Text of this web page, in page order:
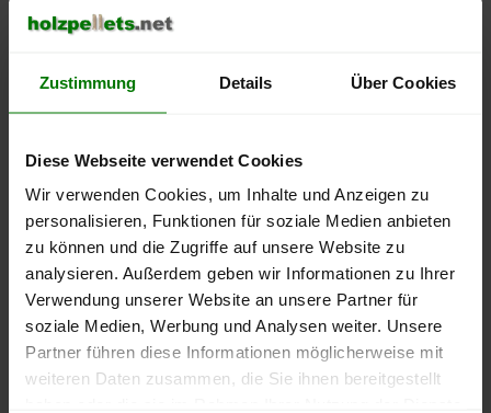
Zustimmung Details Über Cookies
Diese Webseite verwendet Cookies
Wir verwenden Cookies, um Inhalte und Anzeigen zu
personalisieren, Funktionen für soziale Medien anbieten
zu können und die Zugriffe auf unsere Website zu
analysieren. Außerdem geben wir Informationen zu Ihrer
Verwendung unserer Website an unsere Partner für
soziale Medien, Werbung und Analysen weiter. Unsere
Partner führen diese Informationen möglicherweise mit
weiteren Daten zusammen, die Sie ihnen bereitgestellt
lose Ware Sackware
September
2025
Januar
2026
Mai
2026
250 €
300 €
400 €
Die aktuelle Preisentwicklung für Holzpellets in Deutschland
können Sie jederzeit auf unsererPelletspreise-Seite